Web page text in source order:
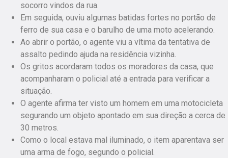
socorro vindos da rua.
Em seguida, ouviu algumas batidas fortes no portão de
ferro de sua casa e o barulho de uma moto acelerando.
Ao abrir o portão, o agente viu a vítima da tentativa de
assalto pedindo ajuda na residência vizinha.
Os gritos acordaram todos os moradores da casa, que
acompanharam o policial até a entrada para verificar a
situação.
O agente afirma ter visto um homem em uma motocicleta
segurando um objeto apontado em sua direção a cerca de
30 metros.
Como o local estava mal iluminado, o item aparentava ser
uma arma de fogo, segundo o policial.